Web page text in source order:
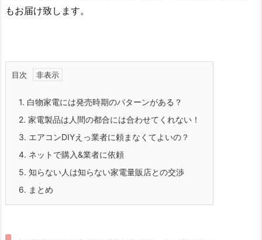
もお届け致します。
目次
1. 白物家電には発売時期のパターンがある？
2. 家電製品は人間の都合には合わせてくれない！
3. エアコンDIYえっ業者に頼まなくてよいの？
4. ネットで購入&業者に依頼
5. 知らない人は知らない家電量販店との交渉
6. まとめ